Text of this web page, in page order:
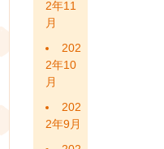
2年11
月
202
2年10
月
202
2年9月